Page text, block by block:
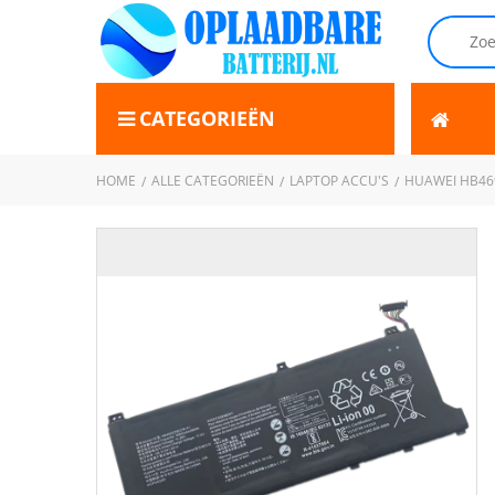
CATEGORIEËN
HOME ALLE CATEGORIEËN LAPTOP ACCU'S HUAWEI